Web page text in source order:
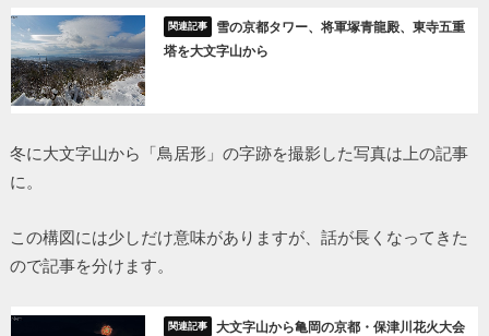
雪の京都タワー、将軍塚青龍殿、東寺五重
塔を大文字山から
冬に大文字山から「鳥居形」の字跡を撮影した写真は上の記事
に。
この構図には少しだけ意味がありますが、話が長くなってきた
ので記事を分けます。
大文字山から亀岡の京都・保津川花火大会